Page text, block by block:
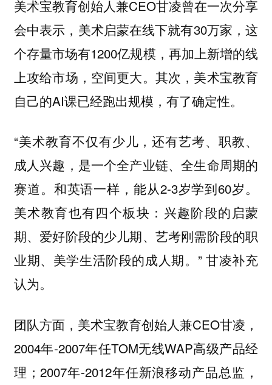
美术宝教育创始人兼CEO甘凌曾在一次分享
会中表示，美术启蒙在线下就有30万家，这
个存量市场有1200亿规模，再加上新增的线
上攻给市场，空间更大。其次，美术宝教育
自己的AI课已经跑出规模，有了确定性。
“美术教育不仅有少儿，还有艺考、职教、
成人兴趣，是一个全产业链、全生命周期的
赛道。和英语一样，能从2-3岁学到60岁。
美术教育也有四个板块：兴趣阶段的启蒙
期、爱好阶段的少儿期、艺考刚需阶段的职
业期、美学生活阶段的成人期。” 甘凌补充
认为。
团队方面，美术宝教育创始人兼CEO甘凌，
2004年-2007年任TOM无线WAP高级产品经
理；2007年-2012年任新浪移动产品总监，